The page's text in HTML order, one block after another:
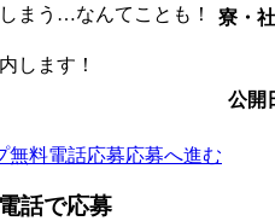
まう…なんてことも！
します！
寮・
公開
無料電話応募応募へ進む
話で応募